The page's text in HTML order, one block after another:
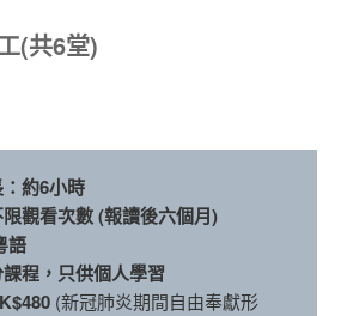
(共6堂)
約6小時
觀看次數 (報讀後六個月)
語
程，只供個人學習
(新冠肺炎期間自由奉獻形